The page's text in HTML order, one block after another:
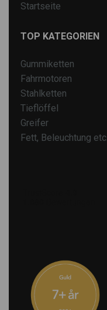
Startseite
TOP KATEGORIEN
Gummiketten
Fahrmotoren
Stahlketten
Tieflöffel
Greifer
Fett, Beleuchtung etc.